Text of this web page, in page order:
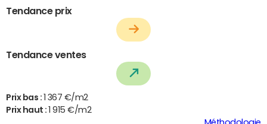
Tendance prix
Tendance ventes
Prix bas : 1 367 €/m2
Prix haut :1 915 €/m2
Méthodologie